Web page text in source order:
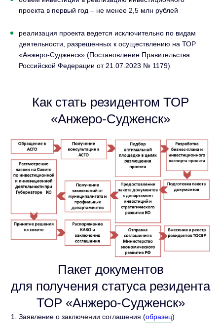
проекта в первый год – не менее 2,5 млн рублей
реализация проекта ведется исключительно по видам
деятельности, разрешенных к осуществлению на ТОР
«Анжеро-Судженск» (Постановление Правительства
Российской Федерации от 21.07.2023 № 1179)
Как стать резидентом ТОР
«Анжеро-Судженск»
Пакет документов
для получения статуса резидента
ТОР «Анжеро-Судженск»
Заявление о заключении соглашения (образец)